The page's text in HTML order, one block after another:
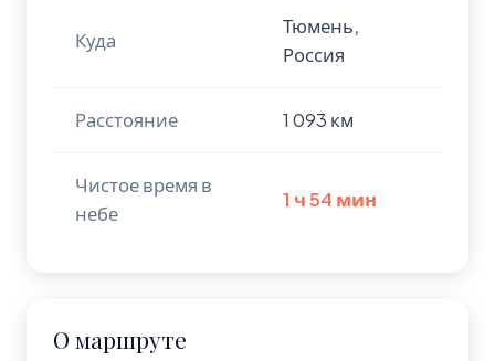
Куда
Тюмень,
Россия
Расстояние 1 093 км
Чистое время в
небе
1 ч 54 мин
О маршруте